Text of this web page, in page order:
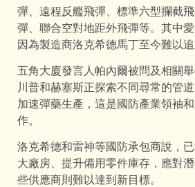
彈、遠程反艦飛彈、標準六型攔截
彈、聯合空對地距外飛彈等。其中
因為製造商洛克希德馬丁至今難以追
五角大廈發言人帕內爾被問及相關
川普和赫塞斯正探索不同尋常的管
加速彈藥生產，這是國防產業領袖
作。
洛克希德和雷神等國防承包商說，
大廠房、提升備用零件庫存，應對
些供應商則難以達到新目標。